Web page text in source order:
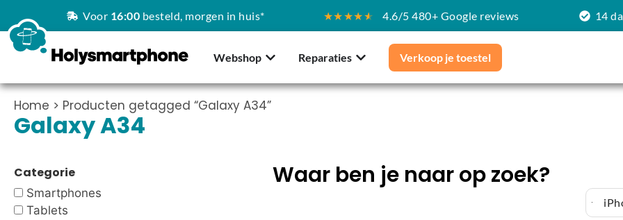
Voor 16:00 besteld, morgen in huis* ★★★★★ 4.6/5 480+ Google reviews 14
Webshop Reparaties Verkoop je toestel
Home > Producten getagged “Galaxy A34”
Galaxy A34
Categorie
Smartphones
Tablets
Waar ben je naar op zoek?